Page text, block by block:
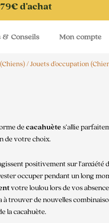
d'achat
Conseils Mon compte
/Jouets d'occupation
decacahuète s’allie
de votre choix.
positivement sur l’anxiété
occuper pendant un long
votre loulou lors de vos
à trouver de nouvelles
la cacahuète.